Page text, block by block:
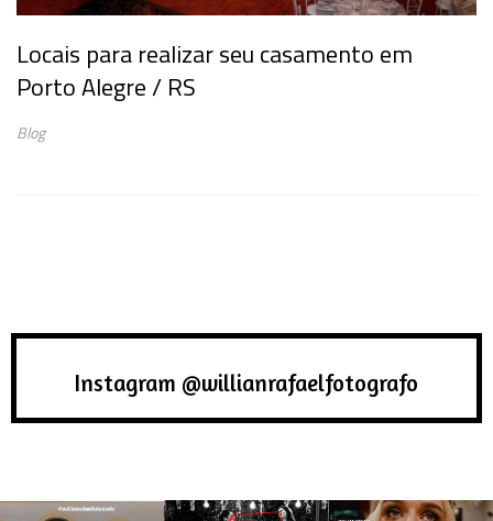
Locais para realizar seu casamento em
Porto Alegre / RS
Blog
Instagram @willianrafaelfotografo